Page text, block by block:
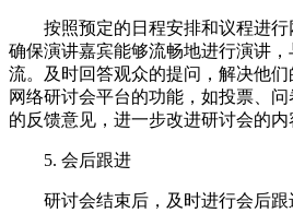
按照预定的日程安排和议程进行
确保演讲嘉宾能够流畅地进行演讲
流。及时回答观众的提问，解决他
网络研讨会平台的功能，如投票、
的反馈意见，进一步改进研讨会的内
5. 会后跟进
研讨会结束后，及时进行会后